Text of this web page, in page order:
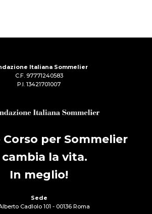
Italiana Sommelier
C.F. 97771240583
P.I. 13421701007
per Sommelier
la vita.
In meglio!
Sede
Cadlolo 101 - 00136 Roma